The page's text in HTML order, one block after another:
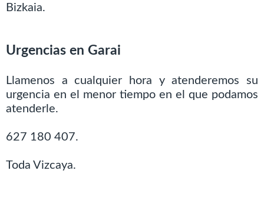
Bizkaia.
Urgencias en Garai
Llamenos a cualquier hora y atenderemos su
urgencia en el menor tiempo en el que podamos
atenderle.
627 180 407.
Toda Vizcaya.